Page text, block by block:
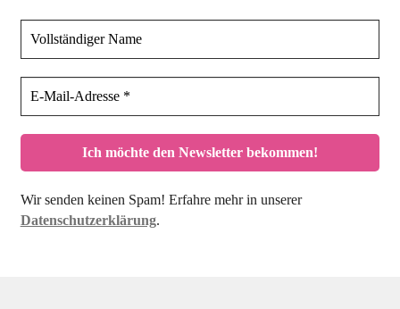
Wir senden keinen Spam! Erfahre mehr in unserer
Datenschutzerklärung.